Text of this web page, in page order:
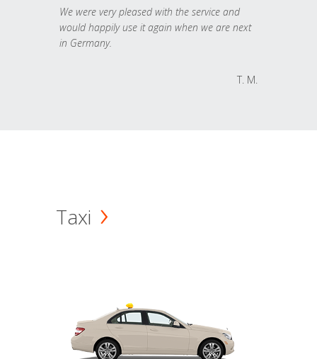
We were very pleased with the service and
would happily use it again when we are next
in Germany.
T. M.
Taxi